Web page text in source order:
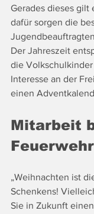
Gerades dieses gilt
dafür sorgen die
Der Jahreszeit
die
Interesse an der
einen
Mitarbeit
Feuerwehr
„Weihnachten ist
Schenkens!
Sie in Zukunft